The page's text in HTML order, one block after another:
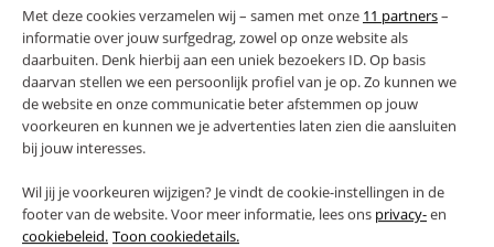
Met deze cookies verzamelen wij – samen met onze 11 partners–
informatie over jouw surfgedrag, zowel op onze website als
daarbuiten. Denk hierbij aan een uniek bezoekers ID. Op basis
daarvan stellen we een persoonlijk profiel van je op. Zo kunnen we
de website en onze communicatie beter afstemmen op jouw
voorkeuren en kunnen we je advertenties laten zien die aansluiten
bij jouw interesses.
Wil jij je voorkeuren wijzigen? Je vindt de cookie-instellingen in de
footer van de website. Voor meer informatie, lees ons privacy-en
cookiebeleid. Toon cookiedetails.
PLUS- EN MINPUNTEN
REVIEWS
FAQ
RETOUREN